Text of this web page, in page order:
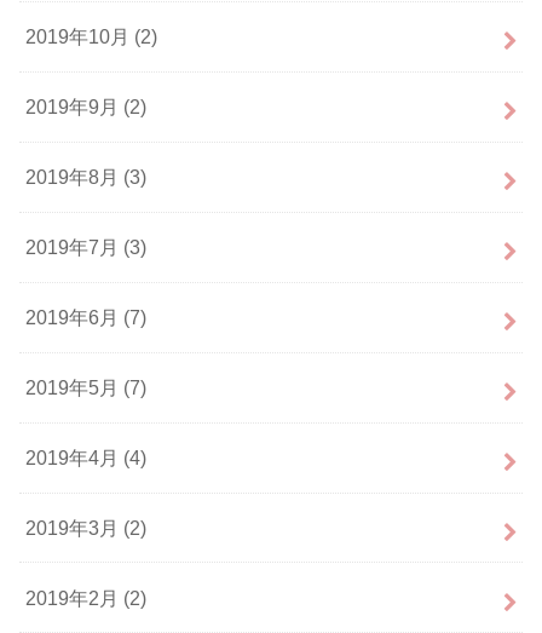
2019年10月 (2)
2019年9月 (2)
2019年8月 (3)
2019年7月 (3)
2019年6月 (7)
2019年5月 (7)
2019年4月 (4)
2019年3月 (2)
2019年2月 (2)